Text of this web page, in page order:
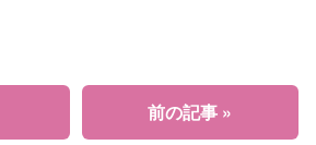
前の記事 »